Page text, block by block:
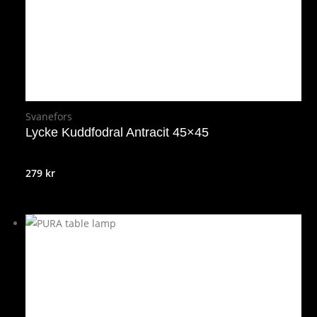
Svanefors
Lycke Kuddfodral Antracit 45×45
279 kr